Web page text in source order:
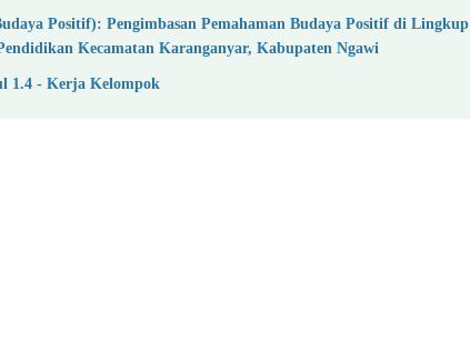
Positif): Pengimbasan Pemahaman Budaya Positif di Lingkup
Kecamatan Karanganyar, Kabupaten Ngawi
1.4 - Kerja Kelompok